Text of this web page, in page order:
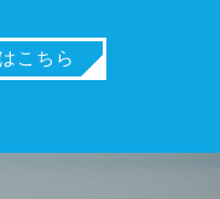
こちら